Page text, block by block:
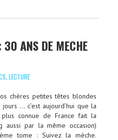
ANS DE MECHE
, LECTURE
chères petites têtes blondes
… c’est aujourd’hui que la
connue de France fait la
par la même occasion)
tome : Suivez la mèche.